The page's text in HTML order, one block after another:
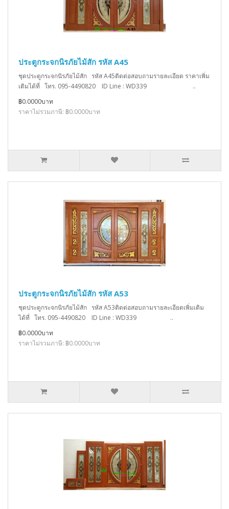
ประตูกระจกนิรภัยไม้สัก รหัส A45
ชุดประตูกระจกนิรภัยไม้สัก รหัส A45ติดต่อสอบถามรายละเอียด ราคาเพิ่ม
เติมได้ที่ โทร. 095-4490820 ID Line : WD339 ..
฿0.0000บาท
ราคาไม่รวมภาษี: ฿0.0000บาท
ประตูกระจกนิรภัยไม้สัก รหัส A53
ชุดประตูกระจกนิรภัยไม้สัก รหัส A53ติดต่อสอบถามรายละเอียดเพิ่มเติม
ได้ที่ โทร. 095-4490820 ID Line : WD339 ..
฿0.0000บาท
ราคาไม่รวมภาษี: ฿0.0000บาท